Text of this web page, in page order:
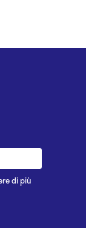
di più